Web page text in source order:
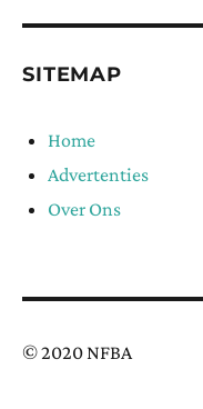
SITEMAP
Home
Advertenties
Over Ons
© 2020 NFBA